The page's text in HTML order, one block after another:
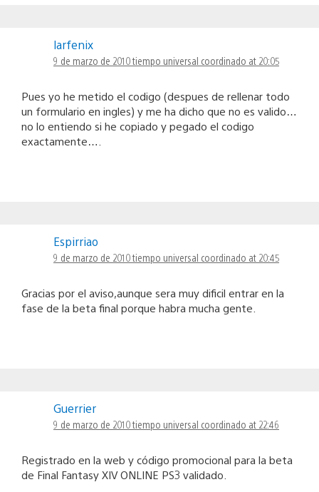
larfenix
9 de marzo de 2010 tiempo universal coordinado at 20:05
Pues yo he metido el codigo (despues de rellenar todo
un formulario en ingles) y me ha dicho que no es valido…
no lo entiendo si he copiado y pegado el codigo
exactamente….
Espirriao
9 de marzo de 2010 tiempo universal coordinado at 20:45
Gracias por el aviso,aunque sera muy dificil entrar en la
fase de la beta final porque habra mucha gente.
Guerrier
9 de marzo de 2010 tiempo universal coordinado at 22:46
Registrado en la web y código promocional para la beta
de Final Fantasy XIV ONLINE PS3 validado.